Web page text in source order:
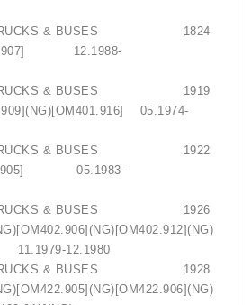
TRUCKS & BUSES 1824
12.1988-
TRUCKS & BUSES 1919
05.1974-
TRUCKS & BUSES 1922
05.1983-
TRUCKS & BUSES 1926
11.1979-12.1980
TRUCKS & BUSES 1928